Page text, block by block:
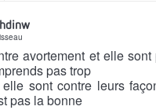
avortement et elle
pas trop
sont contre leurs
pas la bonne